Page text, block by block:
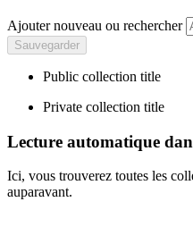
Ajouter nouveau ou rechercher
Public collection title
Private collection title
Lecture automatique
Ici, vous trouverez toutes les
auparavant.